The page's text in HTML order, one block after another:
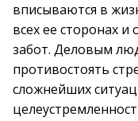
вписываются в
всех ее сторонах и
забот. Деловым
противостоять
сложнейших